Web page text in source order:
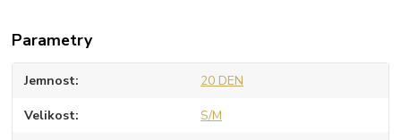
Parametry
Jemnost 20 DEN
Velikost S/M